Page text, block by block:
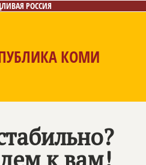
РОССИЯ
КОМИ
Поиск